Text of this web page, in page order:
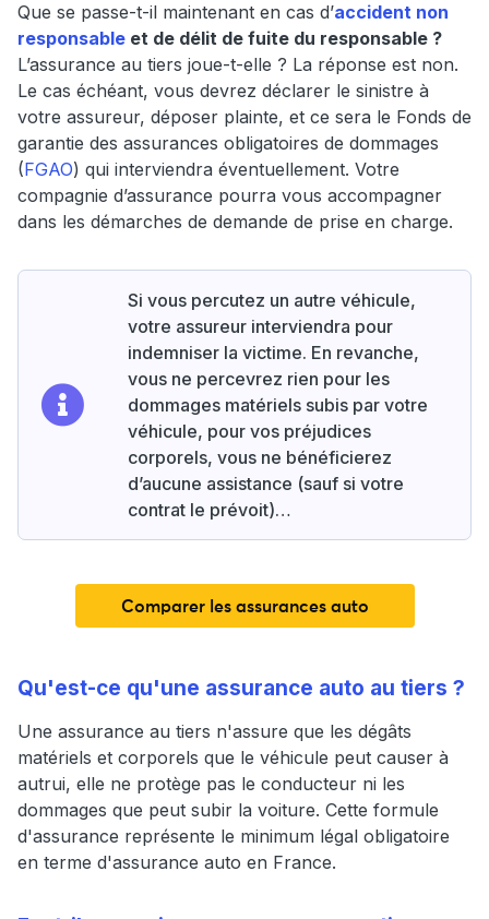
Que se passe-t-il maintenant en cas d’accident non
responsable et de délit de fuite du responsable ?
L’assurance au tiers joue-t-elle ? La réponse est non.
Le cas échéant, vous devrez déclarer le sinistre à
votre assureur, déposer plainte, et ce sera le Fonds de
garantie des assurances obligatoires de dommages
(FGAO) qui interviendra éventuellement. Votre
compagnie d’assurance pourra vous accompagner
dans les démarches de demande de prise en charge.
Si vous percutez un autre véhicule,
votre assureur interviendra pour
indemniser la victime. En revanche,
vous ne percevrez rien pour les
dommages matériels subis par votre
véhicule, pour vos préjudices
corporels, vous ne bénéficierez
d’aucune assistance (sauf si votre
contrat le prévoit)…
Comparer les assurances auto
Qu'est-ce qu'une assurance auto au tiers ?
Une assurance au tiers n'assure que les dégâts
matériels et corporels que le véhicule peut causer à
autrui, elle ne protège pas le conducteur ni les
dommages que peut subir la voiture. Cette formule
d'assurance représente le minimum légal obligatoire
en terme d'assurance auto en France.